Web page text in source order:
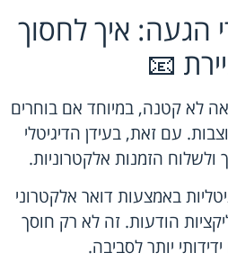
הגעה: איך לחסוך
📧
לא קטנה, במיוחד אם בוחרים
עם זאת, בעידן הדיגיטלי
ולשלוח הזמנות אלקטרוניות.
באמצעות דואר אלקטרוני
הודעות. זה לא רק חוסך
יותר לסביבה.